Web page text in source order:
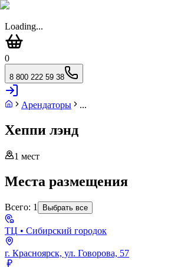
Loading...
0
8 800 222 59 38
Арендаторы ...
Хеппи лэнд
1 мест
Места размещения
Всего: 1 Выбрать все
ТЦ • Сибирский городок
г. Красноярск, ул. Говорова, 57